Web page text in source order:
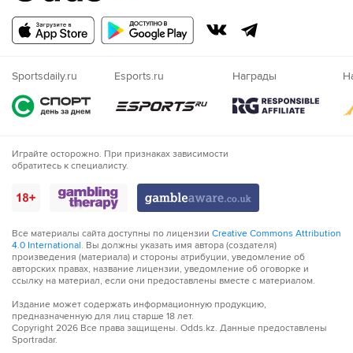
71´
Тактическая замена. Оливье Тилль уходит с поля и
его заменяет Tomas Cruz
72´ Александар Павлович нанес удар, но тот был
заблокирован.
73´ Судья сигнализирует, что Флориан Вирц из команды
Германия поставил подножку. Пострадал Кристофер
Удар от ворот произведет Люксембург
76´ Судья сигнализирует, что Лерой Сане из команды
Германия поставил подножку. Пострадал Лоран Янс
перекладину!
79´ Тактическая замена. Лерой Сане уходит с поля и
Русский
Nigeria
Sportsdaily.ru Esports.ru Награды
Играйте осторожно. При признаках зависимости
обратитесь к специалисту.
Все материалы сайта доступны по лицензии Creative Commons Attribution
4.0 International. Вы должны указать имя автора (создателя)
произведения (материала) и стороны атрибуции, уведомление об
авторских правах, название лицензии, уведомление об оговорке и
ссылку на материал, если они предоставлены вместе с материалом.
Издание может содержать информационную продукцию,
предназначенную для лиц старше 18 лет.
Copyright 2026 Все права защищены. Odds.kz. Данные предоставлены
Sportradar.